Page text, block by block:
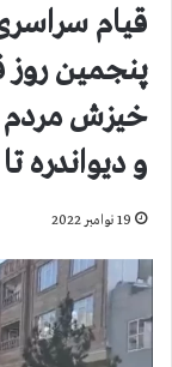
پنجمین
خيزش مردم
و ديواندره
19 نوامبر 2022